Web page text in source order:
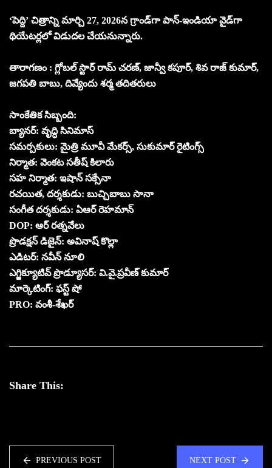
‘పెద్ది’ చిత్రాన్ని మార్చి 27, 2026న గ్రాండ్‌గా పాన్-ఇండియా వైడ్‌గా
థియేటర్లలో విడుదల చేయనున్నారు.
తారాగణం : గ్లోబల్ స్టార్ రామ్ చరణ్, జాన్వీ కపూర్, శివ రాజ్ కుమార్,
జగపతి బాబు, దివ్యేందు శర్మ తదితరులు
సాంకేతిక సిబ్బంది:
బ్యానర్: వృద్ధి సినిమాస్
సమర్పకులు: మైత్రి మూవీ మేకర్స్, సుకుమార్ రైటింగ్స్
నిర్మాత: వెంకట సతీష్ కిలారు
సహ నిర్మాత: ఇషాన్ సక్సేనా
రచయిత, దర్శకుడు: బుచ్చిబాబు సానా
సంగీత దర్శకుడు: ఏఆర్ రెహమాన్
DOP: ఆర్ రత్నవేలు
ప్రొడక్షన్ డిజైన్: అవినాష్ కొల్లా
ఎడిటర్: నవీన్ నూలి
ఎగ్జిక్యూటివ్ ప్రొడ్యూసర్: వి.వై.ప్రవీణ్ కుమార్
మార్కెటింగ్: ఫస్ట్ షో
PRO: వంశీ-శేఖర్
Share This:
PREVIOUS POST NEXT POST